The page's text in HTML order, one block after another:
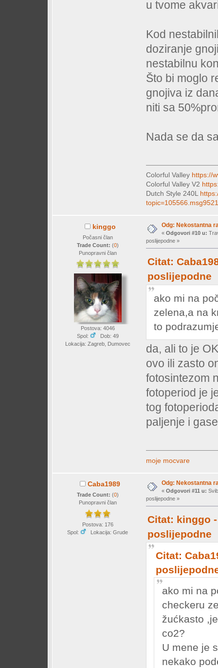
u tvome
Kod
doziranje
nestabilnu
Što bi moglo
gnojiva iz
niti sa
Nada se da
Colorful Valley https://
Colorful Valley V2
Dutch Style 240L
kinggo
Počasni član
Trade Count: (0)
Punopravni član
Postova: 4046
Spol:
Dob: 49
Lokacija: Zagreb, Dumovec
Odg: Nekostantna
« Odgovori #10 u:
poslijepodne »
Citat:
poslijepodne
ako mi na
zelena,a na
to
da, ali to je
ovo ili zasto
fotosintezom
fotoperiod je
tog
paljenje i
moje mocvare
Caba1989
Trade Count: (0)
Punopravni član
Postova: 176
Spol:
Lokacija: Grude
Odg: Nekostantna
« Odgovori #11 u:
poslijepodne »
Citat: kinggo
poslijepodne
Citat:
ako mi na
checkeru
žućkasto
co2?
U mene je
nekako